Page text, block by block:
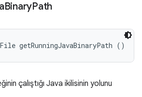
BinaryPath
getRunningJavaBinaryPath ()
çalıştığı Java ikilisinin yolunu